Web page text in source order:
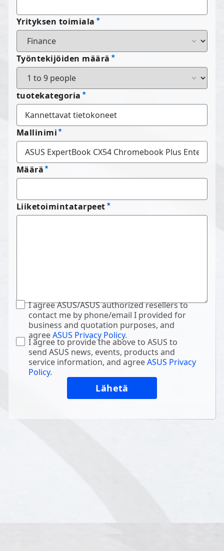
Yrityksen toimiala
Työntekijöiden määrä
tuotekategoria
Mallinimi
Määrä
Liiketoimintatarpeet
I agree ASUS/ASUS authorized resellers to
contact me by phone/email I provided for
business and quotation purposes, and
agreeASUS Privacy Policy.
I agree to provide the above to ASUS to
send ASUS news, events, products and
service information, and agreeASUS Privacy
Policy.